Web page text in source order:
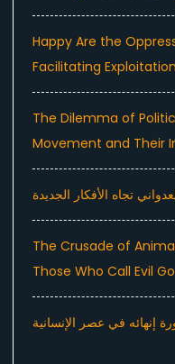
Happy Are the
Facilitating
The Dilemma of
Movement and Their
تجاه الأفكار الجديدة
The Crusade of
Those Who Call Evil
إنهائه في عصر الإنسانية